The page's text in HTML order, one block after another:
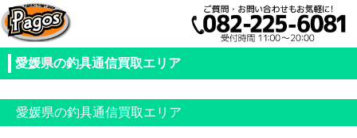
愛媛県の釣具通信買取エリア
愛媛県の釣具通信買取エリア